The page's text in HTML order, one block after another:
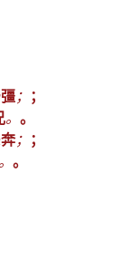
彊； ；
。 。
奔； ；
。 。